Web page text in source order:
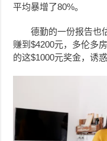
平均暴增了80%。
德勤的一份报告也
赚到$4200元，多伦多
的这$1000元奖金，诱